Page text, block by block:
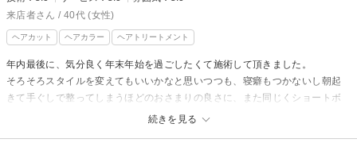
広がりづらく扱いやすいよう
整えさせていただきました＊
任せていただき
ありがとうございます＊
bobもとってもステキでした＾＾
お伝えしたスタイリング方法も
先日はご来店頂き有難う御座います♪
今回もお任せ頂き嬉しいです！
来店者様の髪質や季節に合わせた
カラーの色味で仕上げさせて頂きました◎
気に入って頂きとても嬉しいです(^^)
嬉しいクチコミ頂き有難う御座います！
次回も楽しみにお待ちしております♪
来店者さん / 40代 (女性)
ヘアカット ヘアカラー ヘアトリートメント
続きを見る
年内最後に、気分良く年末年始を過ごしたくて施術して頂きました。
そろそろスタイルを変えてもいいかなと思いつつも、寝癖もつかないし朝起
きて手ぐしで整ってしまうほどのおさまりの良さに、また同じくショートボ